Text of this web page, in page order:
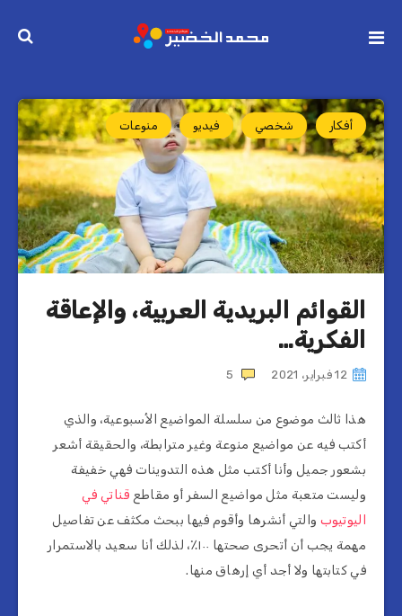
أفكار شخصي فيديو منوعات
القوائم البريدية العربية، والإعاقة
الفكرية…
12 فبراير، 2021 5
هذا ثالث موضوع من سلسلة المواضيع الأسبوعية، والذي
أكتب فيه عن مواضيع منوعة وغير مترابطة، والحقيقة أشعر
بشعور جميل وأنا أكتب مثل هذه التدوينات فهي خفيفة
وليست متعبة مثل مواضيع السفر أو مقاطع قناتي في
اليوتيوب والتي أنشرها وأقوم فيها ببحث مكثف عن تفاصيل
مهمة يجب أن أتحرى صحتها ١٠٠٪، لذلك أنا سعيد بالاستمرار
في كتابتها ولا أجد أي إرهاق منها.